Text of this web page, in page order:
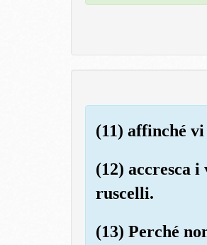
(11) affinché
(12) accresca
ruscelli.
(13) Perché